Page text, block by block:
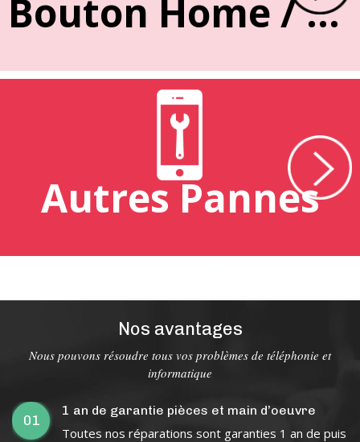
Bouton Home / Empreinte
Autres Pannes
Nos avantages
Nous pouvons résoudre tous vos problèmes de téléphonie et
informatique
01
1 an de garantie pièces et main d’oeuvre
Toutes nos réparations sont garanties 1 an de puis